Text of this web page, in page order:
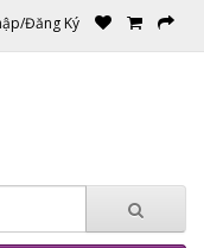
Đăng Ký